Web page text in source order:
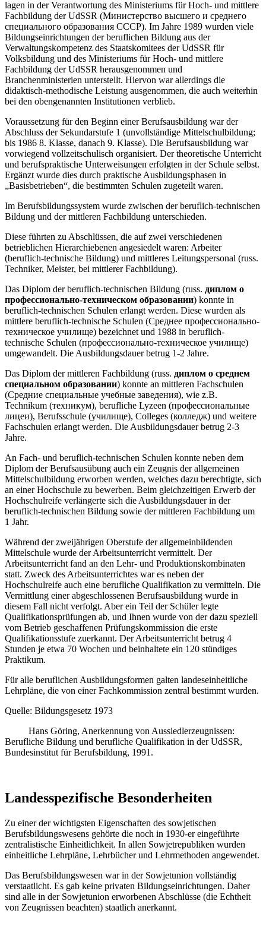
lagen in der Verantwortung des Ministeriums für Hoch- und mittlere
Fachbildung der UdSSR (Министерство высшего и среднего
специального образования СССР). Im Jahre 1989 wurden viele
Bildungseinrichtungen der beruflichen Bildung aus der
Verwaltungskompetenz des Staatskomitees der UdSSR für
Volksbildung und des Ministeriums für Hoch- und mittlere
Fachbildung der UdSSR herausgenommen und
Branchenministerien unterstellt. Hiervon war allerdings die
didaktisch-methodische Leistung ausgenommen, die auch weiterhin
bei den obengenannten Institutionen verblieb.
Voraussetzung für den Beginn einer Berufsausbildung war der
Abschluss der Sekundarstufe 1 (unvollständige Mittelschulbildung;
bis 1986 8. Klasse, danach 9. Klasse). Die Berufsausbildung war
vorwiegend vollzeitschulisch organisiert. Der theoretische Unterricht
und berufspraktische Unterweisungen erfolgten in der Schule selbst.
Ergänzt wurde dies durch praktische Ausbildungsphasen in
„Basisbetrieben“, die bestimmten Schulen zugeteilt waren.
Im Berufsbildungssystem wurde zwischen der beruflich-technischen
Bildung und der mittleren Fachbildung unterschieden.
Diese führten zu Abschlüssen, die auf zwei verschiedenen
betrieblichen Hierarchiebenen angesiedelt waren: Arbeiter
(beruflich-technische Bildung) und mittleres Leitungspersonal (russ.
Techniker, Meister, bei mittlerer Fachbildung).
Das Diplom der beruflich-technischen Bildung (russ. диплом о
профессионально-техническом образовании) konnte in
beruflich-technischen Schulen erlangt werden. Diese wurden als
mittlere beruflich-technische Schulen (Среднее профессионально-
техническое училище) bezeichnet und 1988 in beruflich-
technische Schulen (профессионально-техническое училище)
umgewandelt. Die Ausbildungsdauer betrug 1-2 Jahre.
Das Diplom der mittleren Fachbildung (russ. диплом о среднем
специальном образовании) konnte an mittleren Fachschulen
(Средние специальные учебные заведения), wie z.B.
Technikum (техникум), berufliche Lyzeen (профессиональные
лицеи), Berufsschule (училище), Colleges (колледж) und weitere
Fachschulen erlangt werden. Die Ausbildungsdauer betrug 2-3
Jahre.
An Fach- und beruflich-technischen Schulen konnte neben dem
Diplom der Berufsausübung auch ein Zeugnis der allgemeinen
Mittelschulbildung erworben werden, welches dazu berechtigte, sich
an einer Hochschule zu bewerben. Beim gleichzeitigen Erwerb der
Hochschulreife verlängerte sich die Ausbildungsdauer in der
beruflich-technischen Bildung sowie der mittleren Fachbildung um
1 Jahr.
Während der zweijährigen Oberstufe der allgemeinbildenden
Mittelschule wurde der Arbeitsunterricht vermittelt. Der
Arbeitsunterricht fand an den Lehr- und Produktionskombinaten
statt. Zweck des Arbeitsunterrichtes war es neben der
Hochschulreife auch eine berufliche Qualifikation zu vermitteln. Die
Vermittlung einer abgeschlossenen Berufsausbildung wurde in
diesem Fall nicht verfolgt. Aber ein Teil der Schüler legte
Qualifikationsprüfungen ab, und Ihnen wurde von der dazu speziell
vom Betrieb geschaffenen Prüfungskommission die erste
Qualifikationsstufe zuerkannt. Der Arbeitsunterricht betrug 4
Stunden je etwa 70 Wochen und beinhaltete ein 120 stündiges
Praktikum.
Für alle beruflichen Ausbildungsformen galten landeseinheitliche
Lehrpläne, die von einer Fachkommission zentral bestimmt wurden.
Quelle: Bildungsgesetz 1973
Hans Göring, Anerkennung von Aussiedlerzeugnissen:
Berufliche Bildung und berufliche Qualifikation in der UdSSR,
Bundesinstitut für Berufsbildung, 1991.
Landesspezifische Besonderheiten
Zu einer der wichtigsten Eigenschaften des sowjetischen
Berufsbildungswesens gehörte die noch in 1930-er eingeführte
zentralistische Einheitlichkeit. In allen Sowjetrepubliken wurden
einheitliche Lehrpläne, Lehrbücher und Lehrmethoden angewendet.
Das Berufsbildungswesen war in der Sowjetunion vollständig
verstaatlicht. Es gab keine privaten Bildungseinrichtungen. Daher
sind alle in der Sowjetunion erworbenen Abschlüsse (die Echtheit
von Zeugnissen beachten) staatlich anerkannt.